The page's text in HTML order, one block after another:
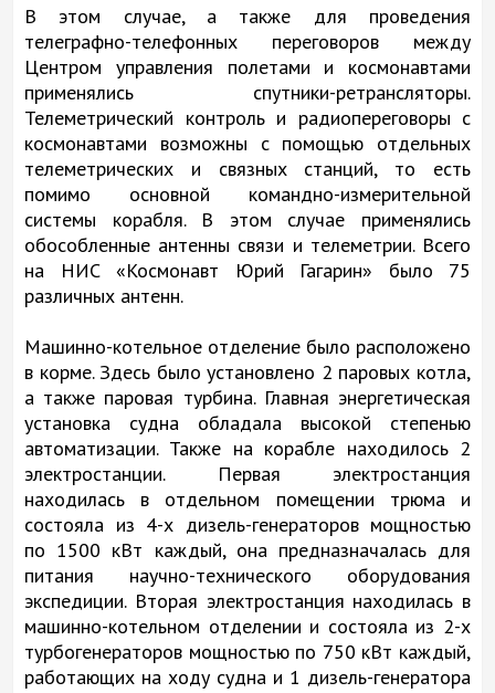
В этом случае, а также для проведения
телеграфно-телефонных переговоров между
Центром управления полетами и космонавтами
применялись спутники-ретрансляторы.
Телеметрический контроль и радиопереговоры с
космонавтами возможны с помощью отдельных
телеметрических и связных станций, то есть
помимо основной командно-измерительной
системы корабля. В этом случае применялись
обособленные антенны связи и телеметрии. Всего
на НИС «Космонавт Юрий Гагарин» было 75
различных антенн.
Машинно-котельное отделение было расположено
в корме. Здесь было установлено 2 паровых котла,
а также паровая турбина. Главная энергетическая
установка судна обладала высокой степенью
автоматизации. Также на корабле находилось 2
электростанции. Первая электростанция
находилась в отдельном помещении трюма и
состояла из 4-х дизель-генераторов мощностью
по 1500 кВт каждый, она предназначалась для
питания научно-технического оборудования
экспедиции. Вторая электростанция находилась в
машинно-котельном отделении и состояла из 2-х
турбогенераторов мощностью по 750 кВт каждый,
работающих на ходу судна и 1 дизель-генератора